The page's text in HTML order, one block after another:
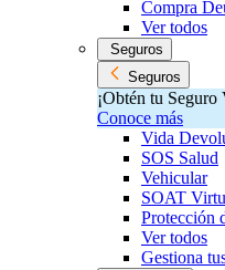
Compra
Ver todos
Seguros
Seguros
¡Obtén tu
Conoce más
Vida
SOS Salud
Vehicular
SOAT
Protección
Ver todos
Gestiona